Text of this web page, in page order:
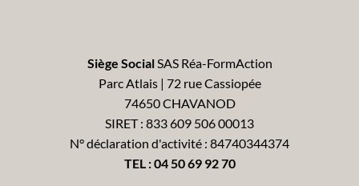
Siège SocialSAS Réa-FormAction
Parc Atlais | 72 rue Cassiopée
74650 CHAVANOD
SIRET : 833 609 506 00013
N° déclaration d'activité : 84740344374
TEL :04 50 69 92 70